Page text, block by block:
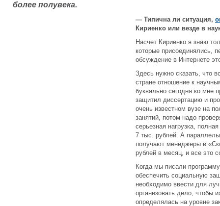
более полувека.
— Типична ли ситуация,
Кириенко или везде в
Насчет Кириенко я знаю
которые присоединялись,
обсуждение в Интернете
Здесь нужно сказать, что
стране отношение к
буквально сегодня ко мне
защитил диссертацию и
очень известном вузе на
занятий, потом надо
серьезная нагрузка,
7 тыс. рублей. А
получают менеджеры в
рублей в месяц, и все это
Когда мы писали
обеспечить социальную
необходимо ввести для
организовать дело, чтобы
определялась на уровне